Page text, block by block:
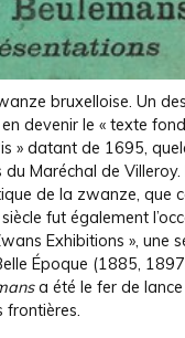
bruxelloise. Un
devenir le « texte
» datant de 1695,
Maréchal de Villeroy.
de la zwanze, que
siècle fut également
Exhibitions », une
Époque (1885,
a été le fer de
frontières.